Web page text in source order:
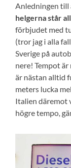
Anledningen till
helgerna står
förbjudet med
(tror jag i alla
Sverige på
nere! Tempot
är nästan alltid
meters lucka
Italien däremot
högre tempo,